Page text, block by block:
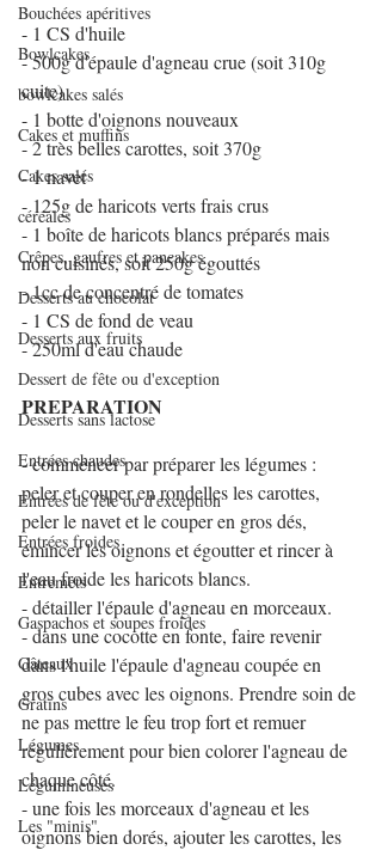
Bouchées apéritives
Bowlcakes
bowlcakes salés
Cakes et muffins
Cakes salés
céréales
Crêpes, gaufres et pancakes
Desserts au chocolat
Desserts aux fruits
Dessert de fête ou d'exception
Desserts sans lactose
Entrées chaudes
Entrées de fête ou d'exception
Entrées froides
Entremets
Gaspachos et soupes froides
Gâteaux
Gratins
Légumes
Légumineuses
Les "minis"
- 1 CS d'huile
- 500g d'épaule d'agneau crue (soit 310g
cuite)
- 1 botte d'oignons nouveaux
- 2 très belles carottes, soit 370g
- 1 navet
- 125g de haricots verts frais crus
- 1 boîte de haricots blancs préparés mais
non cuisinés, soit 250g égouttés
- 1cc de concentré de tomates
- 1 CS de fond de veau
- 250ml d'eau chaude
PREPARATION
- commencer par préparer les légumes :
peler et couper en rondelles les carottes,
peler le navet et le couper en gros dés,
émincer les oignons et égoutter et rincer à
l'eau froide les haricots blancs.
- détailler l'épaule d'agneau en morceaux.
- dans une cocotte en fonte, faire revenir
dans l'huile l'épaule d'agneau coupée en
gros cubes avec les oignons. Prendre soin de
ne pas mettre le feu trop fort et remuer
régulièrement pour bien colorer l'agneau de
chaque côté.
- une fois les morceaux d'agneau et les
oignons bien dorés, ajouter les carottes, les